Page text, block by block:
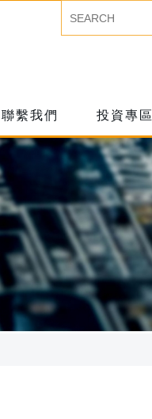
聯繫我們 投資專區